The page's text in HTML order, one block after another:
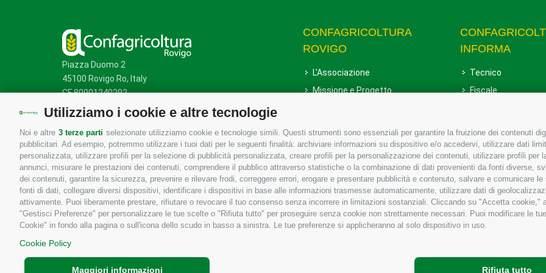
Utilizziamo i cookie e altre tecnologie
Noi e altre 3 terze parti selezionate utilizziamo cookie e tecnologie simili. Questi strumenti sono essenziali per garantire la fruizione dei contenuti
pubblicitari. Ad esempio, potremmo utilizzare i tuoi dati per le seguenti finalità: archiviare informazioni su dispositivo e/o accedervi, utilizzare dati
personalizzata, utilizzare profili per la selezione di pubblicità personalizzata, creare profili per la personalizzazione dei contenuti, utilizzare profili
annunci, misurare le prestazioni dei contenuti, comprendere il pubblico attraverso statistiche o la combinazione di dati provenienti da fonti diverse,
dei contenuti, garantire la sicurezza, prevenire e rilevare frodi, correggere errori, erogare e presentare pubblicità e contenuto, salvare e comunicare
fonti di dati, collegare diversi dispositivi, identificare i dispositivi in base alle informazioni trasmesse automaticamente, utilizzare dati di
attivamente. Puoi liberamente prestare, rifiutare o revocare il tuo consenso senza incorrere in limitazioni sostanziali. Cliccando su "Accetta
"Gestisci Preferenze" per personalizzare le tue scelte o "Rifiuta tutto" per proseguire senza cookie non strettamente necessari. Puoi modificare le
Cookie" in fondo alla pagina o sull'icona dello scudo in basso a sinistra. Le tue preferenze si applicheranno al solo dispositivo in uso.
Cookie Policy
Rifiuta tutto
Maggiori informazioni
Piazza Duomo 2
45100 Rovigo Ro, Italy
CF 80001240292
Mappa del sito/Privacy Policy /Cookie Policy
CONFAGRICOLTURA
ROVIGO
L'Associazione
Missione e Progetto
Uffici della Sede provinciale
Le Sedi di Zona
Agricoltori S.r.l.
Whistleblowing Confagricoltura
Rovigo e Agricoltori srl
INFORMA
Tecnico
Fiscale
Associazione